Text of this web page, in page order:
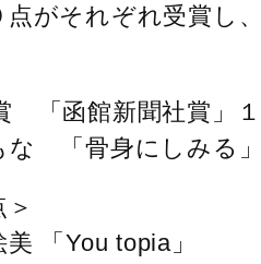
点がそれぞれ受賞し
「函館新聞社賞」
「骨身にしみる
「You topia」